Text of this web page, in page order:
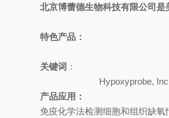
北京博蕾德生物科技有限公司
特色产品：
关键词 ：
Hypoxyprobe,
产品应用：
免疫化学法检测细胞和组织缺氧